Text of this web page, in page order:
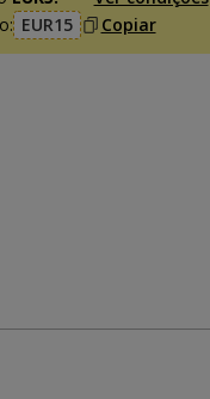
EUR15 Copiar